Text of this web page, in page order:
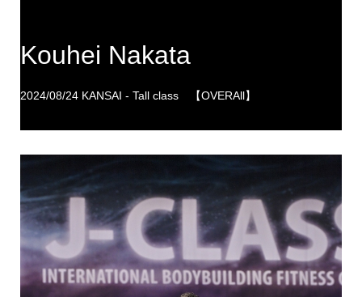
Kouhei Nakata
2024/08/24 KANSAI - Tall class 【OVERAll】